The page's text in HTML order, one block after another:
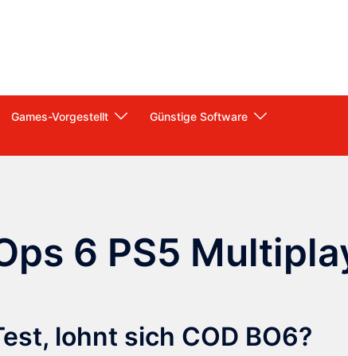
Games-Vorgestellt
Günstige Software
6 PS5
lohnt sich COD BO6?